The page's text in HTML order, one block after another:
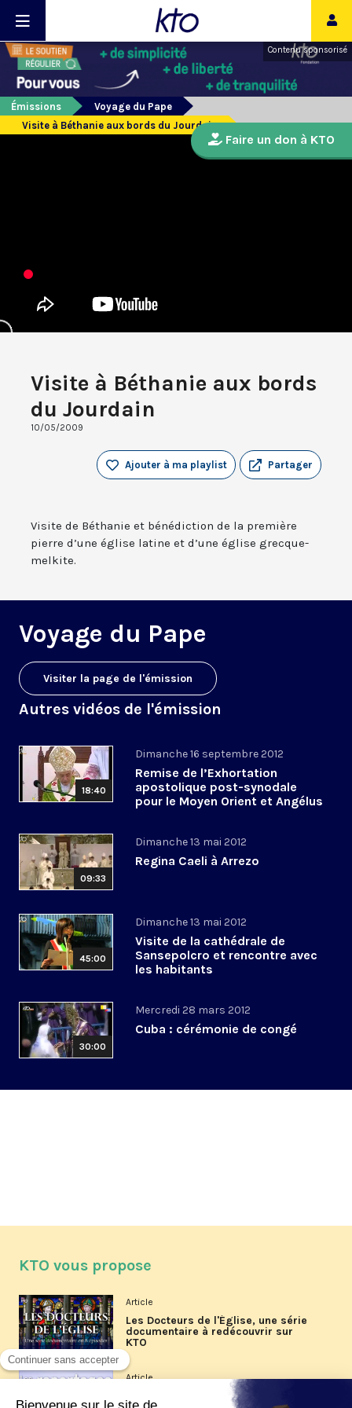
Contenu sponsorisé
Émissions
Voyage du Pape
Visite à Béthanie aux bords du Jourdain
Visite à Béthanie aux bords
du Jourdain
10/05/2009
Partager
Ajouter à ma playlist
Visite de Béthanie et bénédiction de la première
pierre d’une église latine et d’une église grecque-
melkite.
Voyage du Pape
Visiter la page de l'émission
Autres vidéos de l'émission
18:40
Dimanche 16 septembre 2012
Remise de l’Exhortation
apostolique post-synodale
pour le Moyen Orient et Angélus
09:33
Dimanche 13 mai 2012
Regina Caeli à Arrezo
45:00
Dimanche 13 mai 2012
Visite de la cathédrale de
Sansepolcro et rencontre avec
les habitants
30:00
Mercredi 28 mars 2012
Cuba : cérémonie de congé
Faire un don à KTO
KTO vous propose
Article
Les Docteurs de l'Église, une série
documentaire à redécouvrir sur
KTO
Article
Les reportages d'été 2026 de KTO